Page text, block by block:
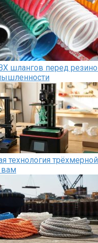
шлангов перед
технология
вам